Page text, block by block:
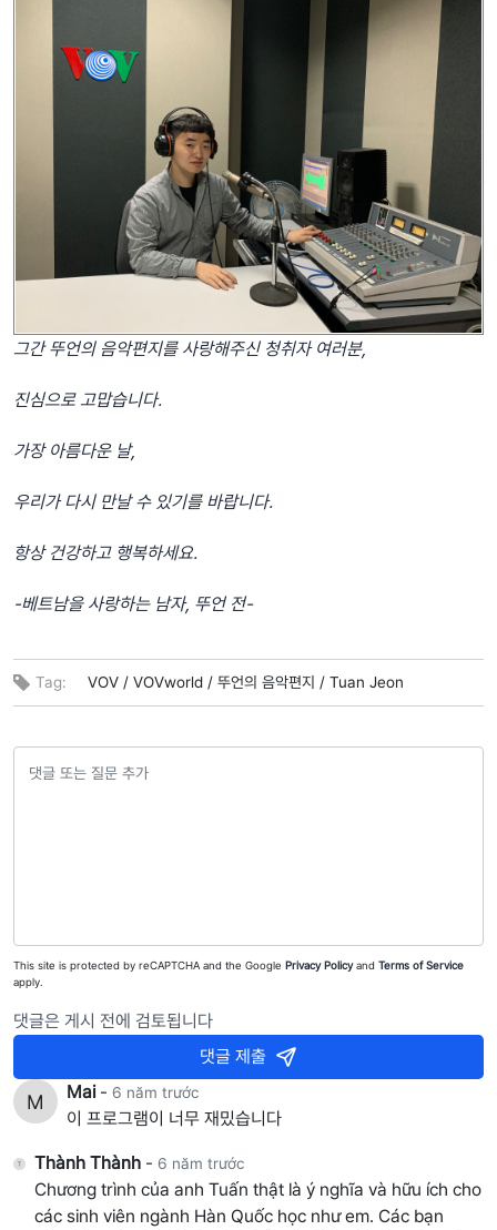
그간 뚜언의 음악편지를 사랑해주신 청취자 여러분,
진심으로 고맙습니다.
가장 아름다운 날,
우리가 다시 만날 수 있기를 바랍니다.
항상 건강하고 행복하세요.
-베트남을 사랑하는 남자, 뚜언 전-
Tag: VOV / VOVworld / 뚜언의 음악편지 / Tuan Jeon
This site is protected by reCAPTCHA and the Google Privacy Policyand Terms of Service
apply.
댓글은 게시 전에 검토됩니다
댓글 제출
Mai- 6 năm trước
이 프로그램이 너무 재밌습니다
Thành Thành- 6 năm trước
Chương trình của anh Tuấn thật là ý nghĩa và hữu ích cho
các sinh viên ngành Hàn Quốc học như em. Các bạn